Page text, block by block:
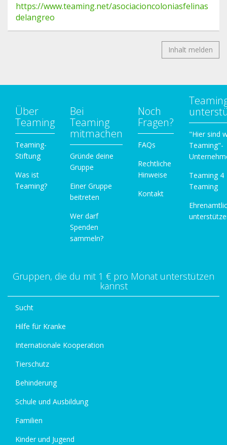
https://www.teaming.net/asociacioncoloniasfelinas
delangreo
Inhalt melden
Über
Teaming
Teaming-
Stiftung
Was ist
Teaming?
Bei
Teaming
mitmachen
Gründe deine
Gruppe
Einer Gruppe
beitreten
Wer darf
Spenden
sammeln?
Noch
Fragen?
FAQs
Rechtliche
Hinweise
Kontakt
"Hier sind
Teaming"-
Teaming 4
Teaming
Gruppen, die du mit 1 € pro Monat unterstützen
kannst
Sucht
Hilfe für Kranke
Internationale Kooperation
Tierschutz
Behinderung
Schule und Ausbildung
Familien
Kinder und Jugend